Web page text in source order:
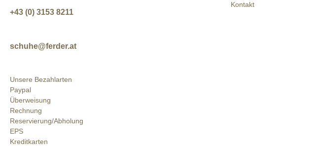
+43 (0) 3153 8211
schuhe@ferder.at
Unsere Bezahlarten
Paypal
Überweisung
Rechnung
Reservierung/Abholung
EPS
Kreditkarten
Kontakt